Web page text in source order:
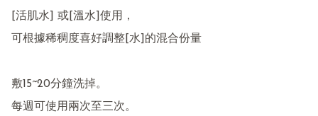
[活肌水] 或[溫水]使用，
可根據稀稠度喜好調整[水]的混合份量
敷15~20分鐘洗掉。
每週可使用兩次至三次。